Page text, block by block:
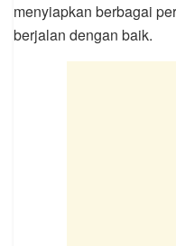
menyiapkan berbagai
berjalan dengan baik.